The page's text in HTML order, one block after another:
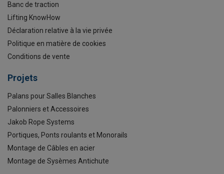
Banc de traction
Lifting KnowHow
Déclaration relative à la vie privée
Politique en matière de cookies
Conditions de vente
Projets
Palans pour Salles Blanches
Palonniers et Accessoires
Jakob Rope Systems
Portiques, Ponts roulants et Monorails
Montage de Câbles en acier
Montage de Sysèmes Antichute